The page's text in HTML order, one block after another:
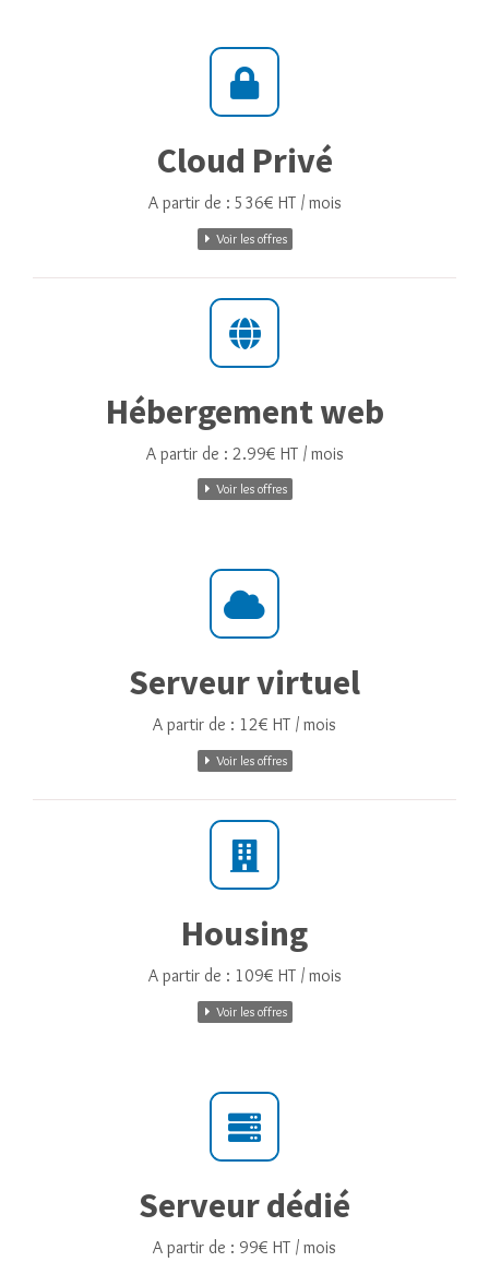
Cloud Privé
A partir de : 536€ HT / mois
Voir les offres
Hébergement web
A partir de : 2.99€ HT / mois
Voir les offres
Serveur virtuel
A partir de : 12€ HT / mois
Voir les offres
Housing
A partir de : 109€ HT / mois
Voir les offres
Serveur dédié
A partir de : 99€ HT / mois